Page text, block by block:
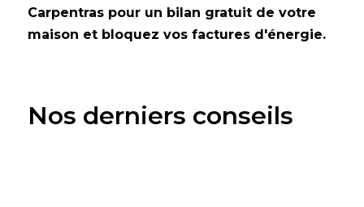
Carpentras pour un bilan gratuit de votre
maison et bloquez vos factures d'énergie.
Nos derniers conseils